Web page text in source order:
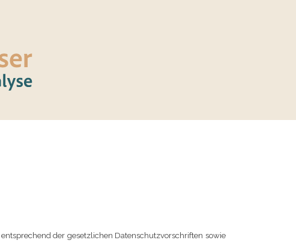
der gesetzlichen Datenschutzvorschriften sowie